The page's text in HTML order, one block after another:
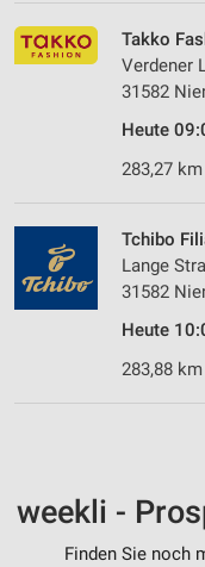
Takko
Verdener
31582
Heute
283,27 km
Tchibo
Lange
31582
Heute
283,88
weekli -
Finden Sie noch